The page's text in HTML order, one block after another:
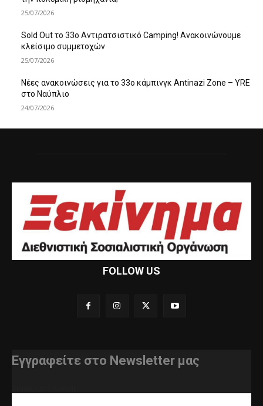
25/07/2026
Sold Out το 33ο Αντιρατσιστικό Camping! Ανακοινώνουμε
κλείσιμο συμμετοχών
25/07/2026
Νέες ανακοινώσεις για το 33ο κάμπινγκ Antinazi Zone – YRE
στο Ναύπλιο
24/07/2026
FOLLOW US
Εγγραφείτε στο Newsletter μας